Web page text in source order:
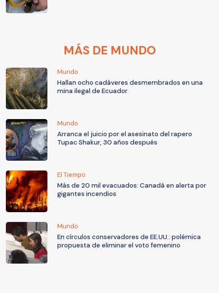
MÁS DE MUNDO
Mundo
Hallan ocho cadáveres desmembrados en una
mina ilegal de Ecuador
Mundo
Arranca el juicio por el asesinato del rapero
Tupac Shakur, 30 años después
El Tiempo
Más de 20 mil evacuados: Canadá en alerta por
gigantes incendios
Mundo
En círculos conservadores de EE.UU.: polémica
propuesta de eliminar el voto femenino